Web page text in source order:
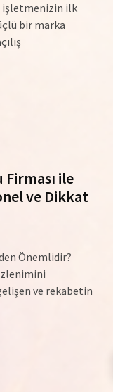
işletmenizin ilk
bir marka
Firması ile
ve Dikkat
Önemlidir?
ve rekabetin